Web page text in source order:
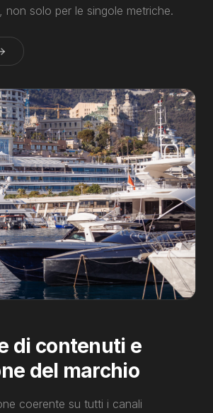
non solo per le singole metriche.
di contenuti e
del marchio
coerente su tutti i canali